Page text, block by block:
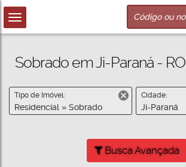
Sobrado em Ji-Paraná - RO
Tipo de Imóvel:
Residencial » Sobrado
Cidade:
Ji-Paraná
Busca Avançada